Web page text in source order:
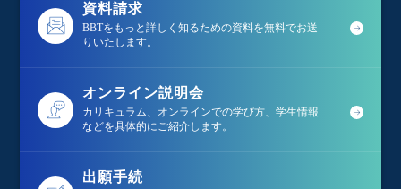
資料請求
BBTをもっと詳しく知るための資料を無料でお送
りいたします。
オンライン説明会
カリキュラム、オンラインでの学び方、学生情報
などを具体的にご紹介します。
出願手続